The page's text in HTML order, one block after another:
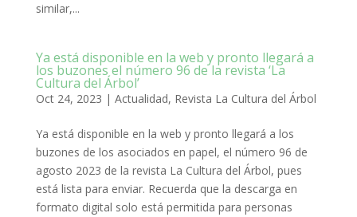
similar,...
Ya está disponible en la web y pronto llegará a
los buzones el número 96 de la revista ‘La
Cultura del Árbol’
Oct 24, 2023 | Actualidad, Revista La Cultura del Árbol
Ya está disponible en la web y pronto llegará a los
buzones de los asociados en papel, el número 96 de
agosto 2023 de la revista La Cultura del Árbol, pues
está lista para enviar. Recuerda que la descarga en
formato digital solo está permitida para personas